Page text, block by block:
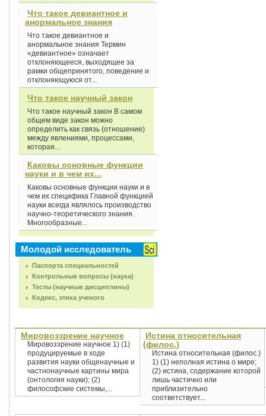
Что такое девиантное и
анормальное знания
Что такое девиантное и
анормальное знания Термин
«девиантное» означает
отклоняющееся, выходящее за
рамки общепринятого, поведение и
отклоняющуюся от...
Что такое научный закон
Что такое научный закон В самом
общем виде закон можно
определить как связь (отношение)
между явлениями, процессами,
которая...
Каковы основные функции
науки и в чем их...
Каковы основные функции науки и в
чем их специфика Главной функцией
науки всегда являлось производство
научно-теоретического знания.
Многообразные...
Молодой исследователь
Паспорта специальностей
Контрольные вопросы (наука)
Тесты (научные дисциплины)
Кодекс, этика ученого
Мировоззрение научное
Мировоззрение научное 1) (1)
продуцируемые в ходе
развития науки общенаучные и
частнонаучные картины мира
(онтология науки); (2)
философские системы,...
Истина относительная
(филос.)
Истина относительная (филос.)
1) (1) неполная истина о мире;
(2) истина, содержание которой
лишь частично или
приблизительно
соответствует...